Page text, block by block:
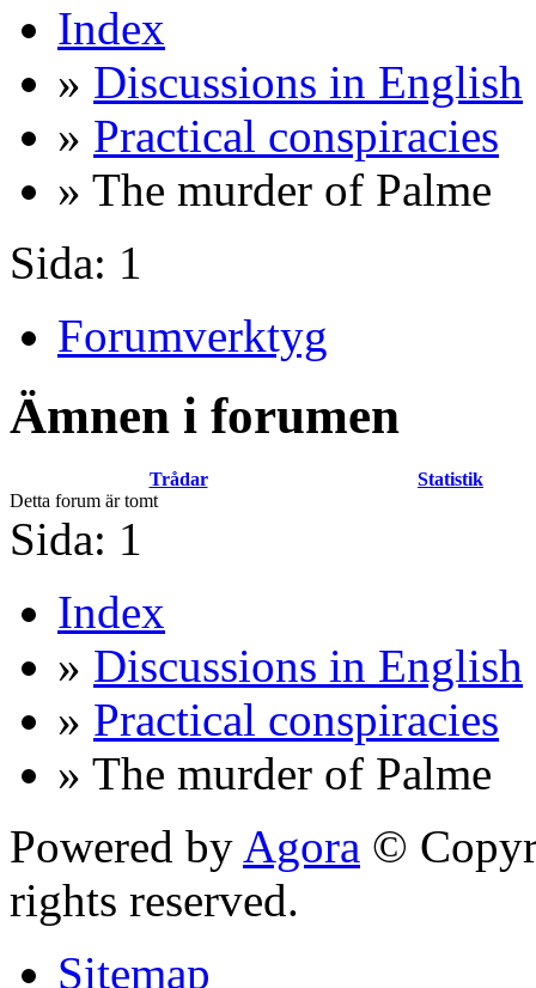
Index
» Discussions in English
» Practical conspiracies
» The murder of Palme
Sida: 1
Forumverktyg
Ämnen i forumen
Trådar
Statistik
Detta forum är tomt
Sida: 1
Index
» Discussions in English
» Practical conspiracies
» The murder of Palme
Powered by Agora ©
rights reserved.
Sitemap